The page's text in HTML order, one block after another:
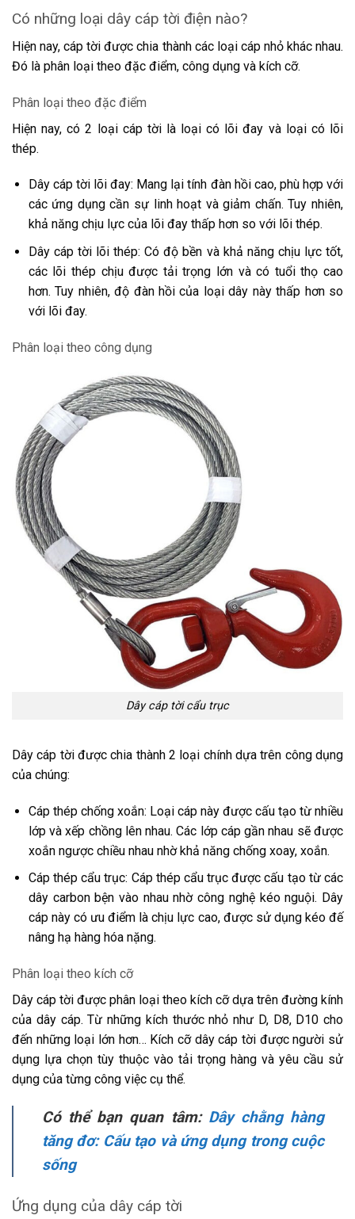
Có những loại dây cáp tời điện nào?
Hiện nay, cáp tời được chia thành các loại cáp nhỏ khác nhau.
Đó là phân loại theo đặc điểm, công dụng và kích cỡ.
Phân loại theo đặc điểm
Hiện nay, có 2 loại cáp tời là loại có lõi đay và loại có lõi
thép.
Dây cáp tời lõi đay: Mang lại tính đàn hồi cao, phù hợp với
các ứng dụng cần sự linh hoạt và giảm chấn. Tuy nhiên,
khả năng chịu lực của lõi đay thấp hơn so với lõi thép.
Dây cáp tời lõi thép: Có độ bền và khả năng chịu lực tốt,
các lõi thép chịu được tải trọng lớn và có tuổi thọ cao
hơn. Tuy nhiên, độ đàn hồi của loại dây này thấp hơn so
với lõi đay.
Phân loại theo công dụng
Dây cáp tời cẩu trục
Dây cáp tời được chia thành 2 loại chính dựa trên công dụng
của chúng:
Cáp thép chống xoắn: Loại cáp này được cấu tạo từ nhiều
lớp và xếp chồng lên nhau. Các lớp cáp gần nhau sẽ được
xoắn ngược chiều nhau nhờ khả năng chống xoay, xoắn.
Cáp thép cẩu trục: Cáp thép cẩu trục được cấu tạo từ các
dây carbon bện vào nhau nhờ công nghệ kéo nguội. Dây
cáp này có ưu điểm là chịu lực cao, được sử dụng kéo đế
nâng hạ hàng hóa nặng.
Phân loại theo kích cỡ
Dây cáp tời được phân loại theo kích cỡ dựa trên đường kính
của dây cáp. Từ những kích thước nhỏ như D, D8, D10 cho
đến những loại lớn hơn… Kích cỡ dây cáp tời được người sử
dụng lựa chọn tùy thuộc vào tải trọng hàng và yêu cầu sử
dụng của từng công việc cụ thể.
Có thể bạn quan tâm: Dây chằng hàng
tăng đơ: Cấu tạo và ứng dụng trong cuộc
sống
Ứng dụng của dây cáp tời